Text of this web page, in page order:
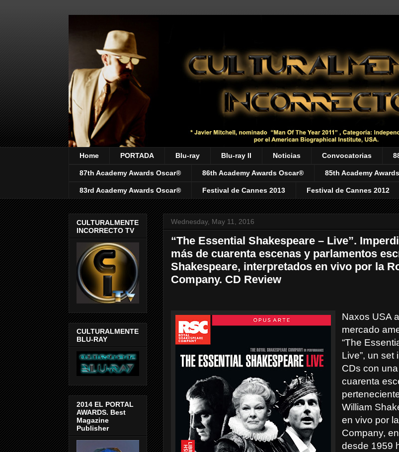
Home PORTADA Blu-ray Blu-ray II Noticias Convocatorias
87th Academy Awards Oscar® 86th Academy Awards Oscar® 85th Academy
83rd Academy Awards Oscar® Festival de Cannes 2013 Festival de Cannes 2012
Wednesday, May 11, 2016
“The Essential Shakespeare – Live”.
más de cuarenta escenas y parlamentos
Shakespeare, interpretados en vivo por la
Company. CD Review
Naxos USA
mercado
“The
Live”, un set
CDs con
cuarenta
William
en vivo por
Company,
desde 1959
CULTURALMENTE
INCORRECTO TV
CULTURALMENTE
BLU-RAY
2014 EL PORTAL
AWARDS. Best
Magazine
Publisher